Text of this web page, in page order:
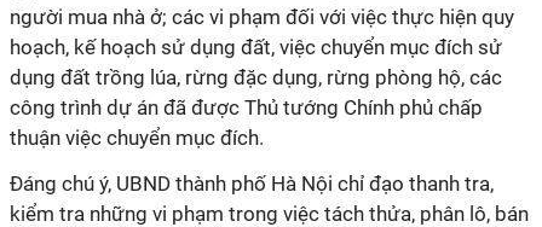
người mua nhà ở; các vi phạm đối với việc thực hiện quy
hoạch, kế hoạch sử dụng đất, việc chuyển mục đích sử
dụng đất trồng lúa, rừng đặc dụng, rừng phòng hộ, các
công trình dự án đã được Thủ tướng Chính phủ chấp
thuận việc chuyển mục đích.
Đáng chú ý, UBND thành phố Hà Nội chỉ đạo thanh tra,
kiểm tra những vi phạm trong việc tách thửa, phân lô, bán